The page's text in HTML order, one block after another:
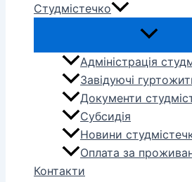
Студмістечко
Адміністрація
Завідуючі
Документи
Субсидія
Новини
Оплата за
Контакти